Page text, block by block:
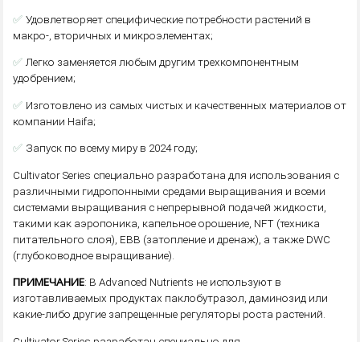
✅ Удовлетворяет специфические потребности растений в
макро-, вторичных и микроэлементах;
✅ Легко заменяется любым другим трехкомпонентным
удобрением;
✅ Изготовлено из самых чистых и качественных материалов от
компании Haifa;
✅ Запуск по всему миру в 2024 году;
Cultivator Series специально разработана для использования с
различными гидропонными средами выращивания и всеми
системами выращивания с непрерывной подачей жидкости,
такими как аэропоника, капельное орошение, NFT (техника
питательного слоя), EBB (затопление и дренаж), а также DWC
(глубоководное выращивание).
ПРИМЕЧАНИЕ: В Advanced Nutrients не используют в
изготавливаемых продуктах паклобутразол, даминозид или
какие-либо другие запрещенные регуляторы роста растений.